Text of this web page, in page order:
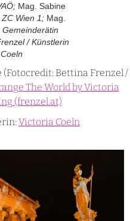
Mag. Sabine
Wien 1; Mag.
Gemeinderätin
/ Künstlerin
Bettina Frenzel /
The World by Victoria
(frenzel.at)
Victoria Coeln